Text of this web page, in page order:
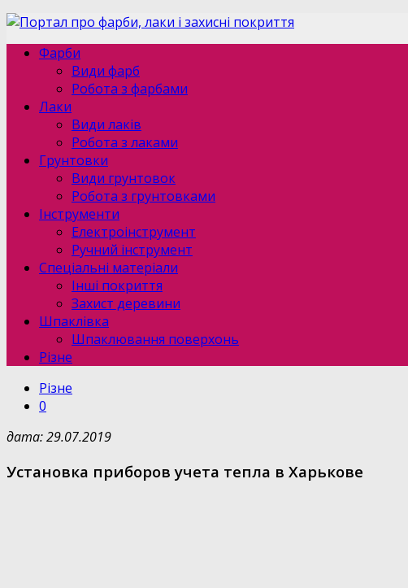
Фарби
Види фарб
Робота з фарбами
Лаки
Види лаків
Робота з лаками
Грунтовки
Види грунтовок
Робота з грунтовками
Інструменти
Електроінструмент
Ручний інструмент
Спеціальні матеріали
Інші покриття
Захист деревини
Шпаклівка
Шпаклювання поверхонь
Різне
Різне
0
дата: 29.07.2019
Установка приборов учета тепла в Харькове